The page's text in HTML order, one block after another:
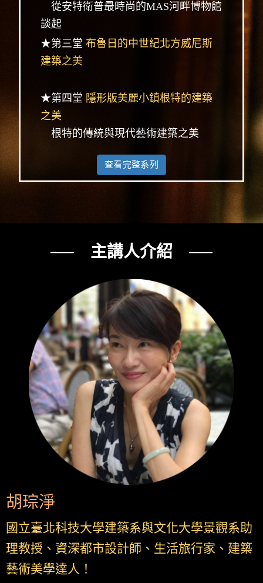
從安特衛普最時尚的MAS河畔博物館
談起
★第三堂 布魯日的中世紀北方威尼斯
建築之美
★第四堂 隱形版美麗小鎮根特的建築
之美
根特的傳統與現代藝術建築之美
查看完整系列
── 主講人介紹 ──
胡琮淨
國立臺北科技大學建築系與文化大學景觀系助
理教授、資深都市設計師、生活旅行家、建築
藝術美學達人！